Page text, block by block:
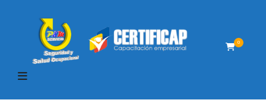
0